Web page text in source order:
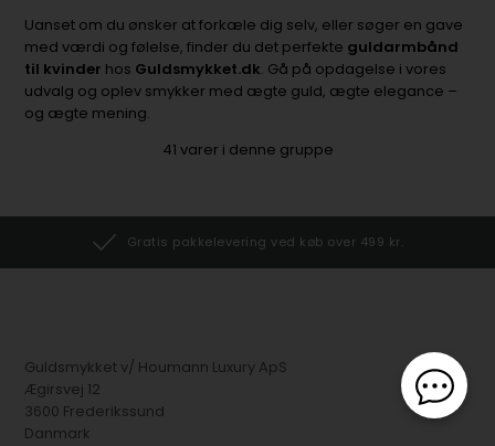
Uanset om du ønsker at forkæle dig selv, eller søger en gave
med værdi og følelse, finder du det perfekte guldarmbånd
til kvinder hos Guldsmykket.dk. Gå på opdagelse i vores
udvalg og oplev smykker med ægte guld, ægte elegance –
og ægte mening.
41 varer i denne gruppe
Gratis pakkelevering ved køb over 499 kr.
Guldsmykket v/ Houmann Luxury ApS
Ægirsvej 12
3600 Frederikssund
Danmark